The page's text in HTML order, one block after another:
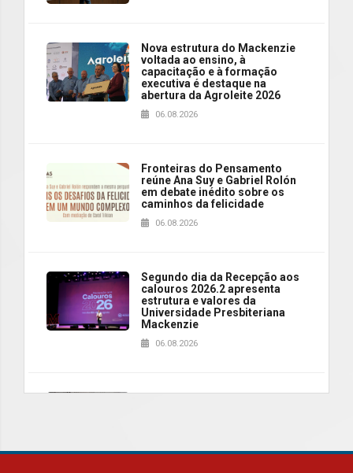
Nova estrutura do Mackenzie
voltada ao ensino, à
capacitação e à formação
executiva é destaque na
abertura da Agroleite 2026
06.08.2026
Fronteiras do Pensamento
reúne Ana Suy e Gabriel Rolón
em debate inédito sobre os
caminhos da felicidade
06.08.2026
Segundo dia da Recepção aos
calouros 2026.2 apresenta
estrutura e valores da
Universidade Presbiteriana
Mackenzie
06.08.2026